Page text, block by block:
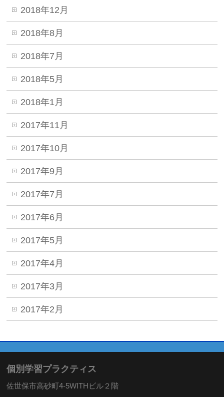
2018年12月
2018年8月
2018年7月
2018年5月
2018年1月
2017年11月
2017年10月
2017年9月
2017年7月
2017年6月
2017年5月
2017年4月
2017年3月
2017年2月
個別学習プラクティス
佐世保市高砂町4-5WITHビル２階